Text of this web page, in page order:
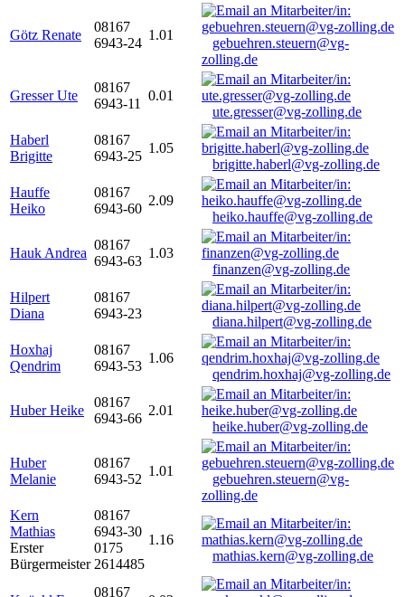
Götz Renate
08167
6943-24
1.01
gebuehren.steuern@vg-
zolling.de
Gresser Ute
08167
6943-11
0.01
ute.gresser@vg-zolling.de
Haberl
Brigitte
08167
6943-25
1.05
brigitte.haberl@vg-zolling.de
Hauffe
Heiko
08167
6943-60
2.09
heiko.hauffe@vg-zolling.de
Hauk Andrea
08167
6943-63
1.03
finanzen@vg-zolling.de
Hilpert
Diana
08167
6943-23
diana.hilpert@vg-zolling.de
Hoxhaj
Qendrim
08167
6943-53
1.06
qendrim.hoxhaj@vg-zolling.de
Huber Heike
08167
6943-66
2.01
heike.huber@vg-zolling.de
Huber
Melanie
08167
6943-52
1.01
gebuehren.steuern@vg-
zolling.de
Kern
Mathias
Erster
Bürgermeister
08167
6943-30
0175
2614485
1.16
mathias.kern@vg-zolling.de
08167